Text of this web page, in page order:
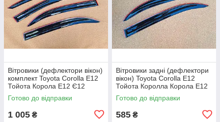
Вітровики (дефлектори вікон)
комплект Toyota Corolla E12
Тойота Корола Е12 Є12
Королла Каролла
Готово до відправки
1 005 ₴
Вітровики задні (дефлектори
вікон) Toyota Corolla E12
Тойота Королла Корола Е12
Є12
Готово до відправки
585 ₴